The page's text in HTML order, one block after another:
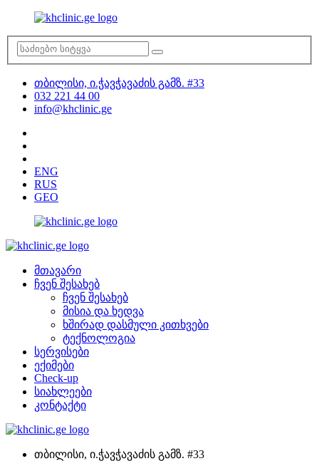
თბილისი, ი.ჭავჭავაძის გამზ. #33
032 221 44 00
info@khclinic.ge
ENG
RUS
GEO
მთავარი
ჩვენ შესახებ
ჩვენ შესახებ
მისია და ხედვა
ხშირად დასმული კითხვები
ტექნოლოგია
სერვისები
ექიმები
Check-up
სიახლეები
კონტაქტი
თბილისი, ი.ჭავჭავაძის გამზ. #33